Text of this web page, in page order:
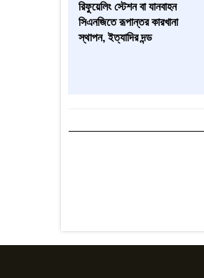
রিফুয়েলিং স্টেশন বা যানবাহন
সিএনজিতে রূপান্তর কারখানা
স্থাপন, ইত্যাদির দন্ড